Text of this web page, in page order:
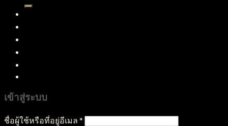
เข้าสู่ระบบ
ชื่อผู้ใช้หรือที่อยู่อีเมล *